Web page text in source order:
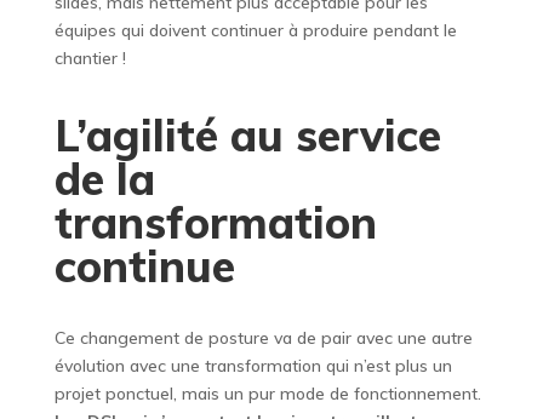
équipes qui doivent continuer à produire pendant le
chantier !
L’agilité au service
de la
transformation
continue
Ce changement de posture va de pair avec une autre
évolution avec une transformation qui n’est plus un
projet ponctuel, mais un pur mode de fonctionnement.